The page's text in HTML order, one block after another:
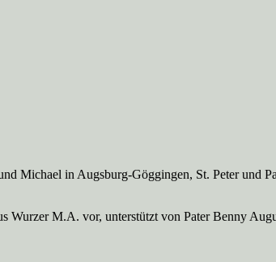
Michael in Augsburg-Göggingen, St. Peter und
Wurzer M.A. vor, unterstützt von Pater Benny